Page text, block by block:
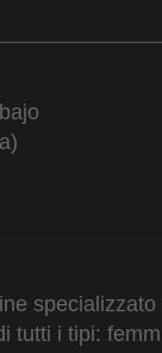
tutti i tipi: